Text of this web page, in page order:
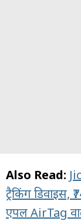
Also Read:
ट्रैकिंग
एपल AirTag